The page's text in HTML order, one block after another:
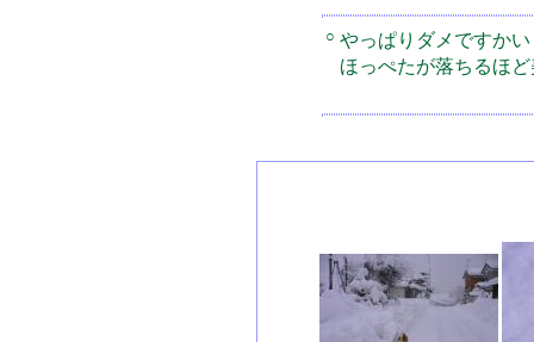
○ やっぱりダメですか
ほっぺたが落ちるほ